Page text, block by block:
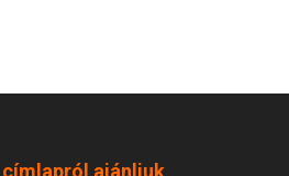
címlapról ajánljuk